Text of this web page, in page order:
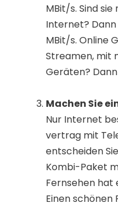
MBit/s. Sind
Internet?
MBit/s. Online
Streamen, mit
Geräten?
Machen Sie
Nur Internet
vertrag mit
entscheiden
Kombi-Paket
Fernsehen hat
Einen schönen